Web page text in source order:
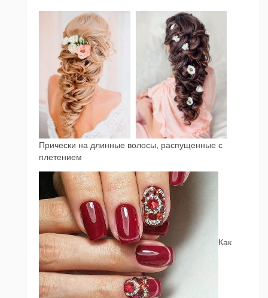
Прически на длинные волосы, распущенные с
плетением
Как